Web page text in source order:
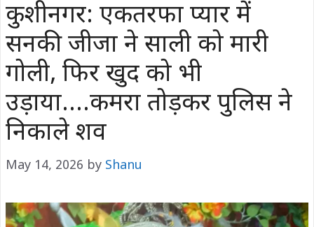
कुशीनगर: एकतरफा प्यार में
सनकी जीजा ने साली को मारी
गोली, फिर खुद को भी
उड़ाया….कमरा तोड़कर पुलिस ने
निकाले शव
May 14, 2026 by Shanu